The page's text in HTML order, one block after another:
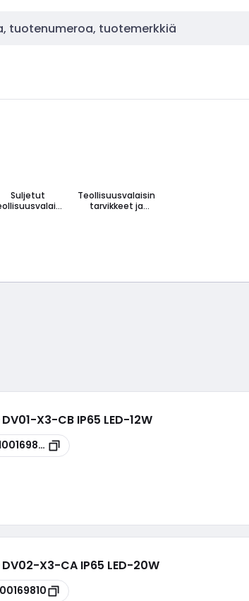
Suljetut
Teollisuusvalaisin
tarvikkeet ja
X3-CB IP65 LED-12W
X3-CA IP65 LED-20W